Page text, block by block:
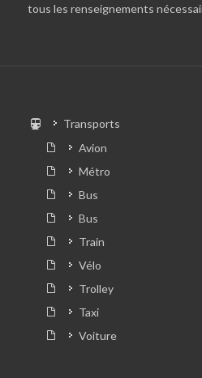
tous les renseignements
Transports
Avion
Métro
Bus
Bus
Train
Vélo
Trolley
Taxi
Voiture